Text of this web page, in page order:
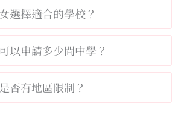
選擇適合的學校？
以申請多少間中學？
否有地區限制？